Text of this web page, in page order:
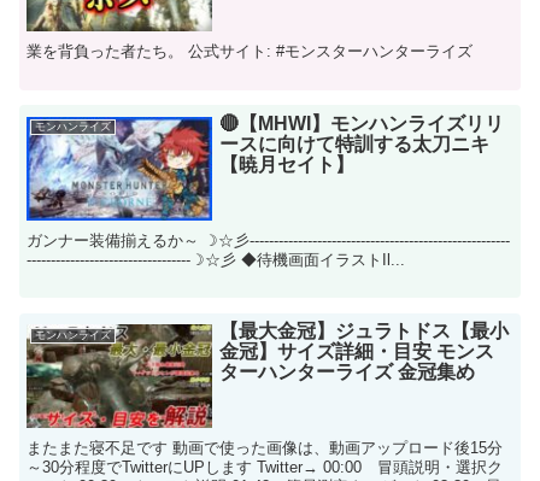
業を背負った者たち。 公式サイト: #モンスターハンターライズ
モンハンライズ
🔴【MHWI】モンハンライズリリ
ースに向けて特訓する太刀ニキ
【暁月セイト】
ガンナー装備揃えるか～ ☽☆彡------------------------------------------------------
----------------------------------☽☆彡 ◆待機画面イラストIl...
モンハンライズ
【最大金冠】ジュラトドス【最小
金冠】サイズ詳細・目安 モンス
ターハンターライズ 金冠集め
またまた寝不足です 動画で使った画像は、動画アップロード後15分
～30分程度でTwitterにUPします Twitter→ 00:00 冒頭説明・選択ク